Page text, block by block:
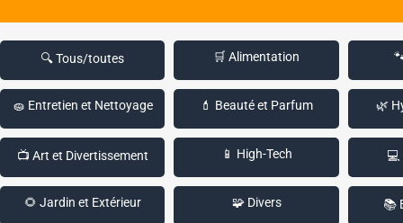
🔍 Tous/toutes 🛒 Alimentation
🧽 Entretien et Nettoyage 💄 Beauté et Parfum 🌿
📺 Art et Divertissement 📱 High-Tech 💻
🌻 Jardin et Extérieur 🧩 Divers 📚